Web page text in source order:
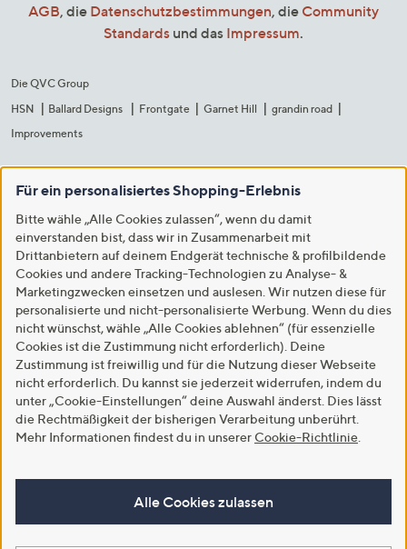
AGB, die Datenschutzbestimmungen, die Community
Standards und das Impressum.
Die QVC Group
HSN
Ballard Designs Frontgate Garnet Hill
grandin road
Improvements
Für ein personalisiertes Shopping-Erlebnis
Bitte wähle „Alle Cookies zulassen“, wenn du damit
einverstanden bist, dass wir in Zusammenarbeit mit
Drittanbietern auf deinem Endgerät technische & profilbildende
Cookies und andere Tracking-Technologien zu Analyse- &
Marketingzwecken einsetzen und auslesen. Wir nutzen diese für
personalisierte und nicht-personalisierte Werbung. Wenn du dies
nicht wünschst, wähle „Alle Cookies ablehnen“ (für essenzielle
Cookies ist die Zustimmung nicht erforderlich). Deine
Zustimmung ist freiwillig und für die Nutzung dieser Webseite
nicht erforderlich. Du kannst sie jederzeit widerrufen, indem du
unter „Cookie-Einstellungen“ deine Auswahl änderst. Dies lässt
die Rechtmäßigkeit der bisherigen Verarbeitung unberührt.
Mehr Informationen findest du in unserer Cookie-Richtlinie
Alle Cookies zulassen